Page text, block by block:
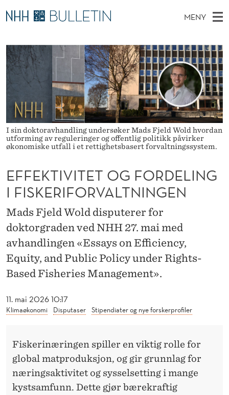
E
F
F
E
V
T
E
T
O
G
F
O
R
MENY
O
V
E
D
M
E
N
Y
Ø
K
I
N
E
T
S
E
T
Stipendiater og nye forskerprofiler
Disputaser
Ekspertutvalg
Om Bulletin
I sin doktoravhandling undersøker Mads Fjeld Wold hvordan
utforming av reguleringer og offentlig politikk påvirker
økonomiske utfall i et rettighetsbasert forvaltningssystem.
11. mai 2026 10:17
Klimaøkonomi Disputaser Stipendiater og nye forskerprofiler
EFFEKTIVITET OG FORDELING
I FISKERIFORVALTNINGEN
Mads Fjeld Wold disputerer for
doktorgraden ved NHH 27. mai med
avhandlingen «Essays on Efficiency,
Equity, and Public Policy under Rights-
Based Fisheries Management».
Fiskerinæringen spiller en viktig rolle for
global matproduksjon, og gir grunnlag for
næringsaktivitet og sysselsetting i mange
kystsamfunn. Dette gjør bærekraftig